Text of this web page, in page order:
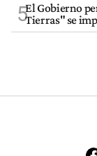
5El Gobierno
Tierras" se